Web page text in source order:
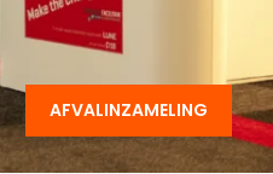
AFVALINZAMELING